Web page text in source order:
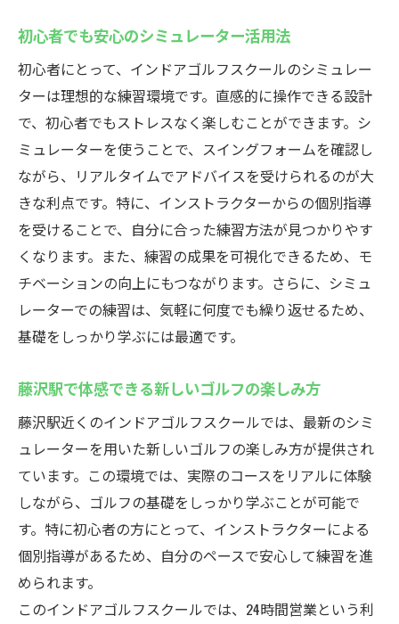
初心者でも安心のシミュレーター活用法
初心者にとって、インドアゴルフスクールのシミュレー
ターは理想的な練習環境です。直感的に操作できる設計
で、初心者でもストレスなく楽しむことができます。シ
ミュレーターを使うことで、スイングフォームを確認し
ながら、リアルタイムでアドバイスを受けられるのが大
きな利点です。特に、インストラクターからの個別指導
を受けることで、自分に合った練習方法が見つかりやす
くなります。また、練習の成果を可視化できるため、モ
チベーションの向上にもつながります。さらに、シミュ
レーターでの練習は、気軽に何度でも繰り返せるため、
基礎をしっかり学ぶには最適です。
藤沢駅で体感できる新しいゴルフの楽しみ方
藤沢駅近くのインドアゴルフスクールでは、最新のシミ
ュレーターを用いた新しいゴルフの楽しみ方が提供され
ています。この環境では、実際のコースをリアルに体験
しながら、ゴルフの基礎をしっかり学ぶことが可能で
す。特に初心者の方にとって、インストラクターによる
個別指導があるため、自分のペースで安心して練習を進
められます。
このインドアゴルフスクールでは、24時間営業という利